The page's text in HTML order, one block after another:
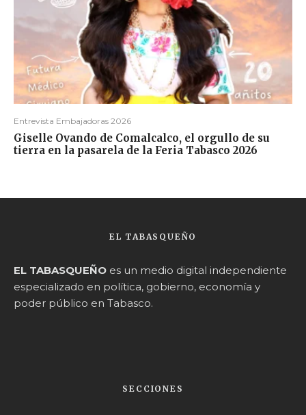
Entrevista Embajadoras 2026
Giselle Ovando de Comalcalco, el orgullo de su
tierra en la pasarela de la Feria Tabasco 2026
EL TABASQUEÑO
EL TABASQUEÑO es un medio digital independiente
especializado en política, gobierno, economía y
poder público en Tabasco.
SECCIONES